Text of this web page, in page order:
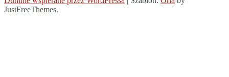
JustFreeThemes.